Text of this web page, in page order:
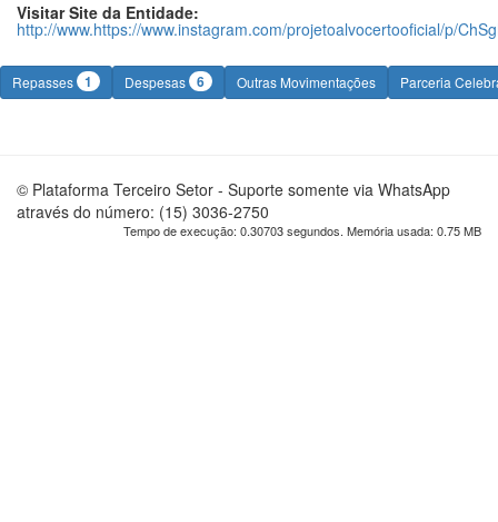
Visitar Site da Entidade:
http://www.https://www.instagram.com/projetoalvocertooficial/p/
Repasses 1 Despesas 6 Outras Movimentações Parceria
© Plataforma Terceiro Setor - Suporte somente via WhatsApp
através do número: (15) 3036-2750
Tempo de execução: 0.30703 segundos. Memória usada: 0.75 MB